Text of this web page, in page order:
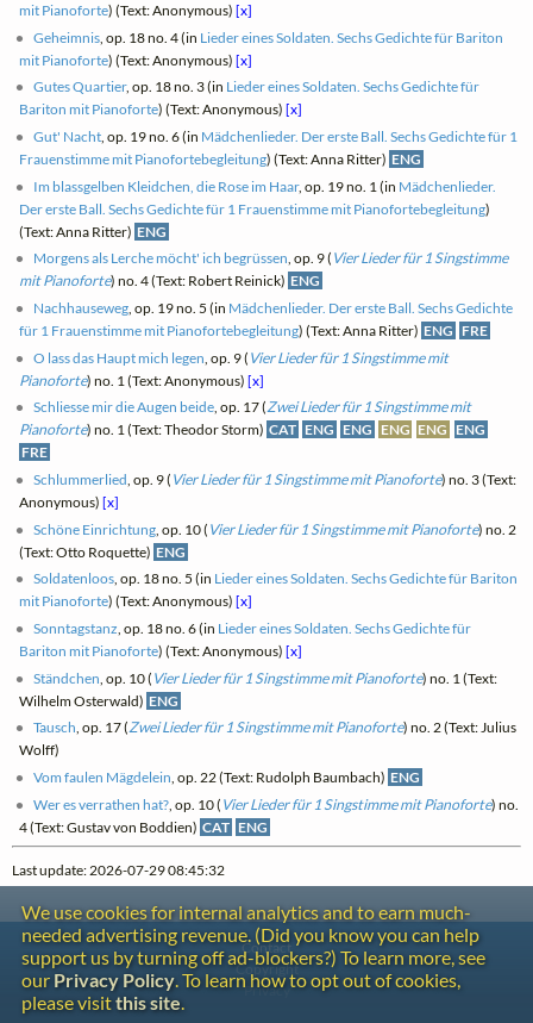
mit Pianoforte) (Text: Anonymous)[x]
Geheimnis , op. 18 no. 4 (in Lieder eines Soldaten. Sechs Gedichte für Bariton
mit Pianoforte) (Text: Anonymous)[x]
Gutes Quartier, op. 18 no. 3 (in Lieder eines Soldaten. Sechs Gedichte für
Bariton mit Pianoforte) (Text: Anonymous)[x]
Gut' Nacht, op. 19 no. 6 (in Mädchenlieder. Der erste Ball. Sechs Gedichte für 1
Frauenstimme mit Pianofortebegleitung) (Text: Anna Ritter) ENG
Im blassgelben Kleidchen, die Rose im Haar, op. 19 no. 1 (in Mädchenlieder.
Der erste Ball. Sechs Gedichte für 1 Frauenstimme mit Pianofortebegleitung)
(Text: Anna Ritter) ENG
Morgens als Lerche möcht' ich begrüssen, op. 9 ( Vier Lieder für 1 Singstimme
mit Pianoforte) no. 4 (Text: Robert Reinick) ENG
Nachhauseweg, op. 19 no. 5 (in Mädchenlieder. Der erste Ball. Sechs Gedichte
für 1 Frauenstimme mit Pianofortebegleitung) (Text: Anna Ritter) ENG FRE
O lass das Haupt mich legen , op. 9 ( Vier Lieder für 1 Singstimme mit
Pianoforte) no. 1 (Text: Anonymous)[x]
Schliesse mir die Augen beide, op. 17 (Zwei Lieder für 1 Singstimme mit
Pianoforte) no. 1 (Text: Theodor Storm) CAT ENG ENG ENG ENG ENG
FRE
Schlummerlied, op. 9 ( Vier Lieder für 1 Singstimme mit Pianoforte) no. 3 (Text:
Anonymous)[x]
Schöne Einrichtung , op. 10 ( Vier Lieder für 1 Singstimme mit Pianoforte) no. 2
(Text: Otto Roquette) ENG
Soldatenloos, op. 18 no. 5 (in Lieder eines Soldaten. Sechs Gedichte für Bariton
mit Pianoforte) (Text: Anonymous)[x]
Sonntagstanz, op. 18 no. 6 (in Lieder eines Soldaten. Sechs Gedichte für
Bariton mit Pianoforte) (Text: Anonymous)[x]
Ständchen , op. 10 ( Vier Lieder für 1 Singstimme mit Pianoforte) no. 1 (Text:
Wilhelm Osterwald) ENG
Tausch, op. 17 (Zwei Lieder für 1 Singstimme mit Pianoforte) no. 2 (Text: Julius
Wolff)
Vom faulen Mägdelein, op. 22 (Text: Rudolph Baumbach) ENG
Wer es verrathen hat? , op. 10 ( Vier Lieder für 1 Singstimme mit Pianoforte) no.
4 (Text: Gustav von Boddien) CAT ENG
Last update: 2026-07-29 08:45:32
We use cookies for internal analytics and to earn much-
needed advertising revenue. (Did you know you can help
support us by turning off ad-blockers?) To learn more, see
our Privacy Policy. To learn how to opt out of cookies,
please visitthis site.
Contact
Copyright
Privacy